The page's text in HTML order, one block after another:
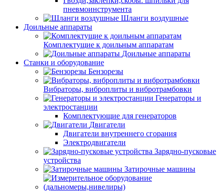
пневмоинструмента
Шланги воздушные
Доильные аппараты
Комплектущие к доильным аппаратам
Доильные аппараты
Станки и оборудование
Бензорезы
Вибраторы, виброплиты и вибротрамбовки
Генераторы и
электростанции
Комплектующие для генераторов
Двигатели
Двигатели внутреннего сгорания
Электродвигатели
Зарядно-пусковые
устройства
Затирочные машины